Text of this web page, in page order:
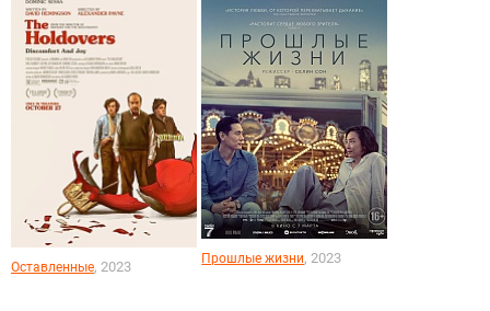
Оставленные, 2023
Прошлые жизни, 2023